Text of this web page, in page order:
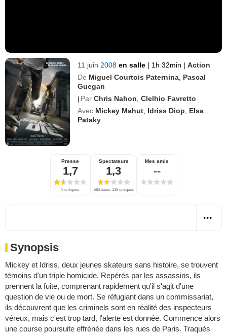
11 juin 2008en salle | 1h 32min | Action
De Miguel Courtois Paternina Pascal
Guegan
| Par Chris Nahon ,Clelhio Favretto
Avec Mickey Mahut Idriss Diop
Elsa
Pataky
Presse
1,7
6 critiques
Spectateurs
1,3
683 notes, 139 critiques
Mes amis
--
Synopsis
Mickey et Idriss, deux jeunes skateurs sans histoire, se trouvent
témoins d'un triple homicide. Repérés par les assassins, ils
prennent la fuite, comprenant rapidement qu'il s'agit d'une
question de vie ou de mort. Se réfugiant dans un commissariat,
ils découvrent que les criminels sont en réalité des inspecteurs
véreux, mais c'est trop tard, l'alerte est donnée. Commence alors
une course poursuite effrénée dans les rues de Paris. Traqués